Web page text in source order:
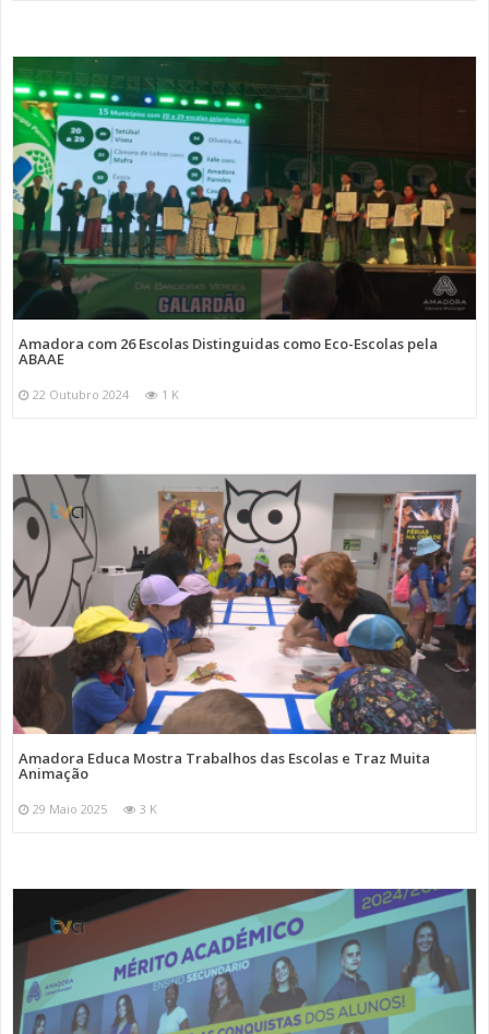
Amadora com 26 Escolas Distinguidas como Eco-Escolas pela
ABAAE
22 Outubro 2024 1 K
Amadora Educa Mostra Trabalhos das Escolas e Traz Muita
Animação
29 Maio 2025 3 K